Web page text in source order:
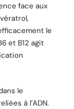
face aux
le
et B12 agit
le
à l’ADN.